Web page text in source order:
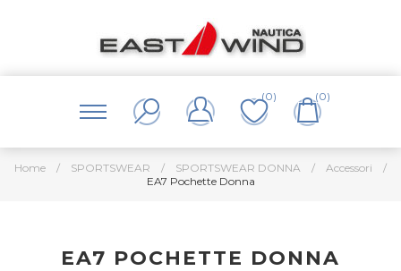
(0) (0)
Home / SPORTSWEAR / SPORTSWEAR DONNA / Accessori
/
EA7 Pochette Donna
EA7 POCHETTE DONNA